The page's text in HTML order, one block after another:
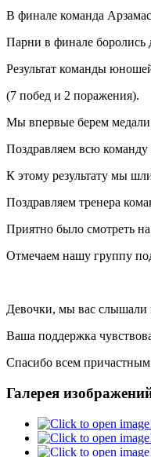
В финале команда
Парни в финале боролись
Результат команды
(7 побед и 2 поражения).
Мы впервые берем медали
Поздравляем всю команду
К этому результату мы
Поздравляем тренера
Приятно было смотреть
Отмечаем нашу группу
Девочки, мы вас слышали
Ваша поддержка
Спасибо всем
Галерея